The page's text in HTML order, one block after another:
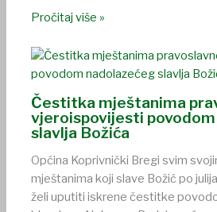
Pročitaj više »
Čestitka mještanima
vjeroispovijesti
slavlja Božića
Općina Koprivnički Bregi svim
mještanima koji slave Božić po
želi uputiti iskrene čestitke